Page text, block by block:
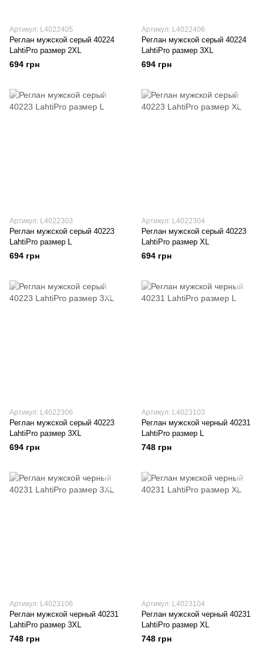
Артикул: L4022405
Реглан мужской серый 40224
LahtiPro размер 2XL
694 грн
Артикул: L4022406
Реглан мужской серый 40224
LahtiPro размер 3XL
694 грн
Артикул: L4022303
Реглан мужской серый 40223
LahtiPro размер L
694 грн
Артикул: L4022304
Реглан мужской серый 40223
LahtiPro размер XL
694 грн
Артикул: L4022306
Реглан мужской серый 40223
LahtiPro размер 3XL
694 грн
Артикул: L4023103
Реглан мужской черный 40231
LahtiPro размер L
748 грн
Артикул: L4023106
Реглан мужской черный 40231
LahtiPro размер 3XL
748 грн
Артикул: L4023104
Реглан мужской черный 40231
LahtiPro размер XL
748 грн